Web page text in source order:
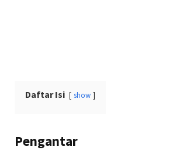
Daftar Isi show
Pengantar